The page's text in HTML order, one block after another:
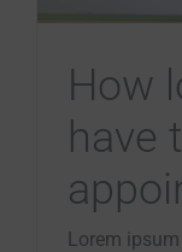
How
have
Lorem